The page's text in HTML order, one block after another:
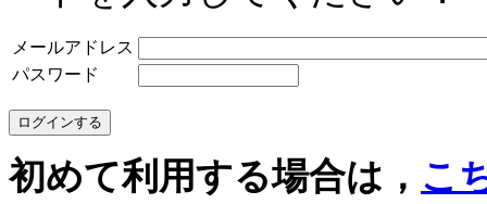
メールアドレス
パスワード
初めて利用する場合は， こ